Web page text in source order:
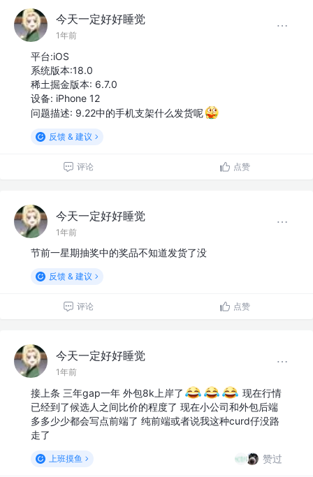
今天一定好好睡觉
1年前
平台:iOS
系统版本:18.0
稀土掘金版本: 6.7.0
设备: iPhone 12
问题描述: 9.22中的手机支架什么发货呢
反馈 & 建议
评论 点赞
今天一定好好睡觉
1年前
节前一星期抽奖中的奖品不知道发货了没
反馈 & 建议
评论 点赞
今天一定好好睡觉
1年前
接上条 三年gap一年 外包8k上岸了
现在行情
已经到了候选人之间比价的程度了 现在小公司和外包后端
多多少少都会写点前端了 纯前端或者说我这种curd仔没路
走了
上班摸鱼 赞过